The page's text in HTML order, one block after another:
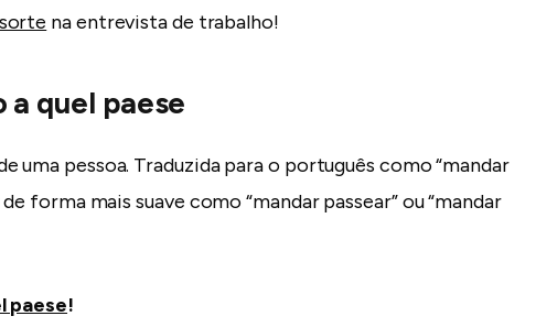
na entrevista de trabalho!
a quel paese
uma pessoa. Traduzida para o português como “mandar
forma mais suave como “mandar passear” ou “mandar
paese!